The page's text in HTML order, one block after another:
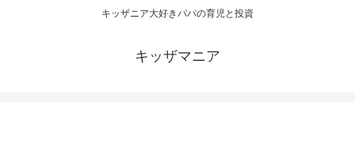
キッザニア大好きパパの育児と投資
キッザマニア